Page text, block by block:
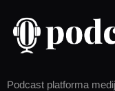
Podcast platforma